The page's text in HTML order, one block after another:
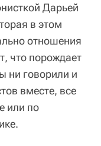
Дарьей
в этом
отношения
что порождает
ни говорили и
вместе, все
или по